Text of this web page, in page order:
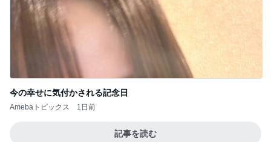
今の幸せに気付かされる記念日
Amebaトピックス 1日前
記事を読む